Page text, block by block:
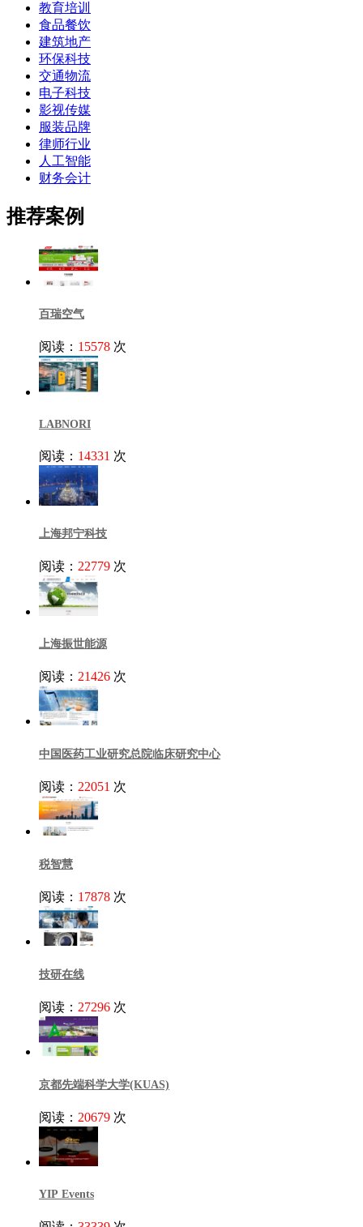
教育培训
食品餐饮
建筑地产
环保科技
交通物流
电子科技
影视传媒
服装品牌
律师行业
人工智能
财务会计
推荐案例
百瑞空气
阅读： 15578 次
LABNORI
阅读： 14331 次
上海邦宁科技
阅读： 22779 次
上海振世能源
阅读： 21426 次
中国医药工业研究总院临床研究中心
阅读： 22051 次
税智慧
阅读： 17878 次
技研在线
阅读： 27296 次
京都先端科学大学(KUAS)
阅读： 20679 次
YIP Events